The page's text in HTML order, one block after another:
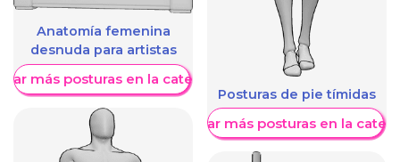
Anatomía femenina
desnuda para artistas
más posturas en la categoría
Posturas de pie tímidas
Mostrar más posturas en la